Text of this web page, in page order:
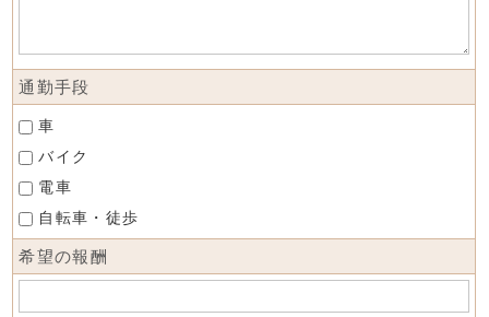
通勤手段
車
バイク
電車
自転車・徒歩
希望の報酬